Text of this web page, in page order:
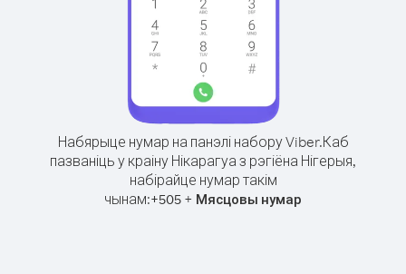
Набярыце нумар на панэлі набору Viber.Каб
пазваніць у краіну Нікарагуа з рэгіёна Нігерыя,
набірайце нумар такім
чынам:+505 + Мясцовы нумар